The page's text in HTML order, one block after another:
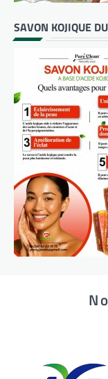
SAVON KOJIQUE